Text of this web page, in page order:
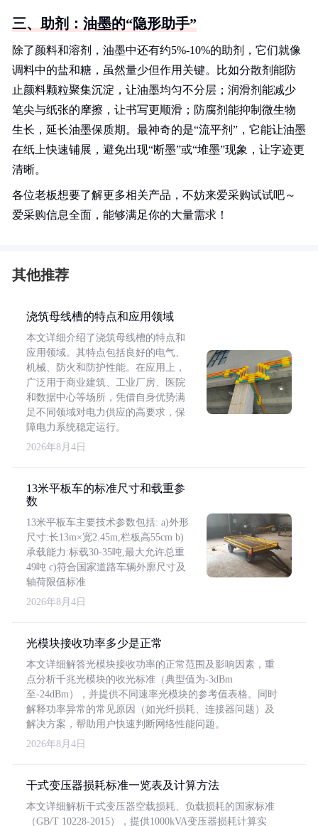
三、助剂：油墨的“隐形助手”
除了颜料和溶剂，油墨中还有约5%-10%的助剂，它们就像
调料中的盐和糖，虽然量少但作用关键。比如分散剂能防
止颜料颗粒聚集沉淀，让油墨均匀不分层；润滑剂能减少
笔尖与纸张的摩擦，让书写更顺滑；防腐剂能抑制微生物
生长，延长油墨保质期。最神奇的是“流平剂”，它能让油墨
在纸上快速铺展，避免出现“断墨”或“堆墨”现象，让字迹更
清晰。
各位老板想要了解更多相关产品，不妨来爱采购试试吧～
爱采购信息全面，能够满足你的大量需求！
其他推荐
浇筑母线槽的特点和应用领域
本文详细介绍了浇筑母线槽的特点和
应用领域。其特点包括良好的电气、
机械、防火和防护性能。在应用上，
广泛用于商业建筑、工业厂房、医院
和数据中心等场所，凭借自身优势满
足不同领域对电力供应的高要求，保
障电力系统稳定运行。
2026年8月4日
13米平板车的标准尺寸和载重参
数
13米平板车主要技术参数包括: a)外形
尺寸:长13m×宽2.45m,栏板高55cm b)
承载能力:标载30-35吨,最大允许总重
49吨 c)符合国家道路车辆外廓尺寸及
轴荷限值标准
2026年8月4日
光模块接收功率多少是正常
本文详细解答光模块接收功率的正常范围及影响因素，重
点分析千兆光模块的收光标准（典型值为-3dBm
至-24dBm），并提供不同速率光模块的参考值表格。同时
解释功率异常的常见原因（如光纤损耗、连接器问题）及
解决方案，帮助用户快速判断网络性能问题。
2026年8月4日
干式变压器损耗标准一览表及计算方法
本文详细解析干式变压器空载损耗、负载损耗的国家标准
（GB/T 10228-2015），提供1000kVA变压器损耗计算实